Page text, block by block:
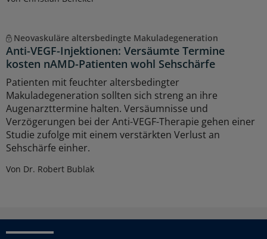
Neovaskuläre altersbedingte Makuladegeneration
Anti-VEGF-Injektionen: Versäumte Termine
kosten nAMD-Patienten wohl Sehschärfe
Patienten mit feuchter altersbedingter
Makuladegeneration sollten sich streng an ihre
Augenarzttermine halten. Versäumnisse und
Verzögerungen bei der Anti-VEGF-Therapie gehen einer
Studie zufolge mit einem verstärkten Verlust an
Sehschärfe einher.
Von Dr. Robert Bublak